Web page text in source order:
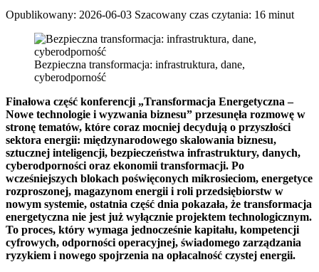
Opublikowany: 2026-06-03 Szacowany czas czytania: 16 minut
Bezpieczna transformacja: infrastruktura, dane,
cyberodporność
Finałowa część konferencji „Transformacja Energetyczna –
Nowe technologie i wyzwania biznesu” przesunęła rozmowę w
stronę tematów, które coraz mocniej decydują o przyszłości
sektora energii: międzynarodowego skalowania biznesu,
sztucznej inteligencji, bezpieczeństwa infrastruktury, danych,
cyberodporności oraz ekonomii transformacji. Po
wcześniejszych blokach poświęconych mikrosieciom, energetyce
rozproszonej, magazynom energii i roli przedsiębiorstw w
nowym systemie, ostatnia część dnia pokazała, że transformacja
energetyczna nie jest już wyłącznie projektem technologicznym.
To proces, który wymaga jednocześnie kapitału, kompetencji
cyfrowych, odporności operacyjnej, świadomego zarządzania
ryzykiem i nowego spojrzenia na opłacalność czystej energii.